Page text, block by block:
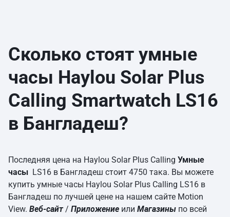
Сколько стоят умные
часы Haylou Solar Plus
Calling Smartwatch LS16
в Бангладеш?
Последняя цена на Haylou Solar Plus Calling Умные
часы LS16 в Бангладеш стоит 4750 така. Вы можете
купить умные часы Haylou Solar Plus Calling LS16 в
Бангладеш по лучшей цене на нашем сайте Motion
View. Веб-сайт/ Приложение или Магазины по всей